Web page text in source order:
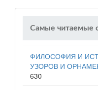
Самые читаемые
ФИЛОСОФИЯ И
УЗОРОВ И
630